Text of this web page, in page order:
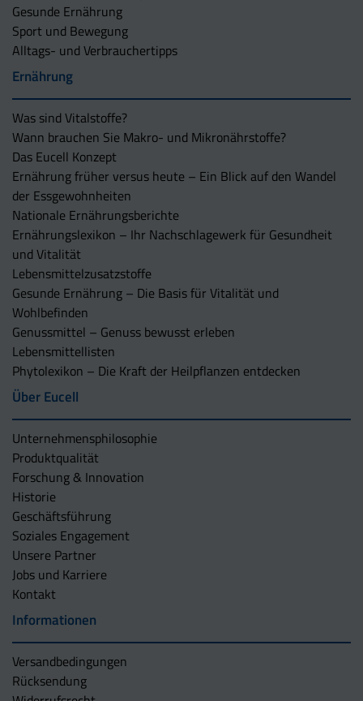
Gesunde Ernährung
Sport und Bewegung
Alltags- und Verbrauchertipps
Ernährung
Was sind Vitalstoffe?
Wann brauchen Sie Makro- und Mikronährstoffe?
Das Eucell Konzept
Ernährung früher versus heute – Ein Blick auf den Wandel
der Essgewohnheiten
Nationale Ernährungsberichte
Ernährungslexikon – Ihr Nachschlagewerk für Gesundheit
und Vitalität
Lebensmittelzusatzstoffe
Gesunde Ernährung – Die Basis für Vitalität und
Wohlbefinden
Genussmittel – Genuss bewusst erleben
Lebensmittellisten
Phytolexikon – Die Kraft der Heilpflanzen entdecken
Über Eucell
Unternehmens­philosophie
Produktqualität
Forschung & Innovation
Historie
Geschäftsführung
Soziales Engagement
Unsere Partner
Jobs und Karriere
Kontakt
Informationen
Versandbedingungen
Rücksendung